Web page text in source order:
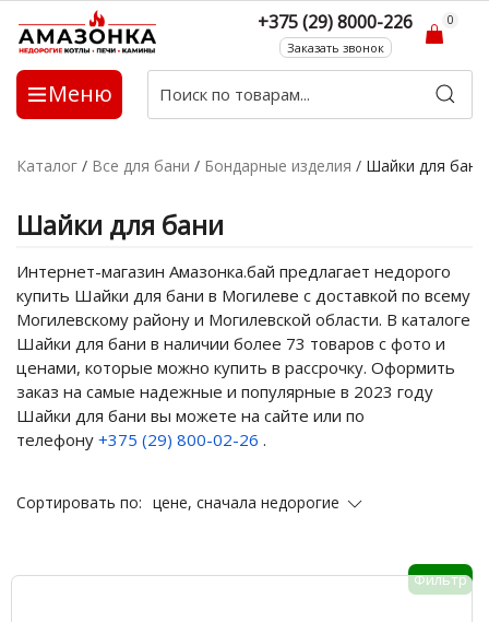
Меню
+375 (29) 8000-226
Заказать звонок
0
Каталог / Все для бани / Бондарные изделия / Шайки для бани
Шайки для бани
Интернет-магазин Амазонка.бай предлагает недорого
купить Шайки для бани в Могилеве с доставкой по всему
Могилевскому району и Могилевской области. В каталоге
Шайки для бани в наличии более 73 товаров с фото и
ценами, которые можно купить в рассрочку. Оформить
заказ на самые надежные и популярные в 2023 году
Шайки для бани вы можете на сайте или по
телефону +375 (29) 800-02-26 .
Сортировать по: цене, сначала недорогие
Фильтр